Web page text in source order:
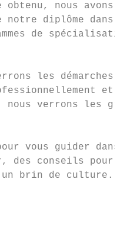
nous avons
diplôme dans
de
les
et
nous verrons les
vous guider dans
des conseils pour
brin de culture.